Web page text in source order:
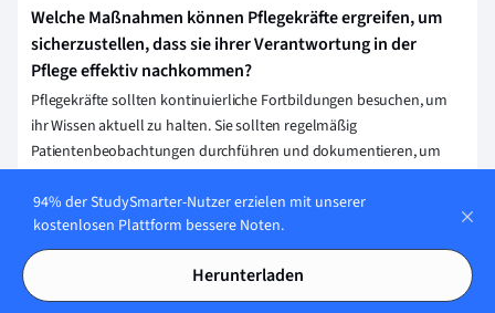
Welche Maßnahmen können Pflegekräfte ergreifen, um
sicherzustellen, dass sie ihrer Verantwortung in der
Pflege effektiv nachkommen?
Pflegekräfte sollten kontinuierliche Fortbildungen besuchen, um
ihr Wissen aktuell zu halten. Sie sollten regelmäßig
Patientenbeobachtungen durchführen und dokumentieren, um
Kommunikation im Team und mit Patienten ist essentiell. Zudem
sollten sie ihre Arbeitsbelastung managen, um Fehler zu
vermeiden.
Wie beeinflusst die Verantwortung der Pflegekräfte deren
94% der StudySmarter-Nutzer erzielen mit unserer
kostenlosen Plattform bessere Noten.
Herunterladen